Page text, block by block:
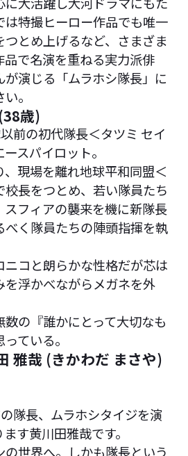
は特撮ヒーロー作品でも唯一
とめ上げるなど、さまざま
品で名演を重ねる実力派俳
演じる「ムラホシ隊長」に
。
歳)
前の初代隊長＜タツミ セイ
スパイロット。
現場を離れ地球平和同盟＜
校長をつとめ、若い隊員たち
フィアの襲来を機に新隊長
べく隊員たちの陣頭指揮を執
コと朗らかな性格だが芯は
を浮かべながらメガネを外
の『誰かにとって大切なも
ている。
雅哉 (きかわだ まさや)
隊長、ムラホシタイジを演
す黄川田雅哉です。
世界へ。しかも隊長という